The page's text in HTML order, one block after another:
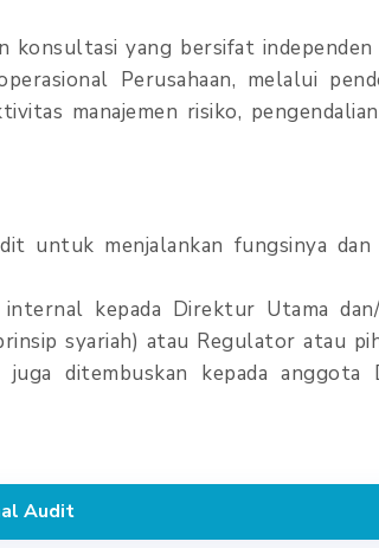
konsultasi yang bersifat
Perusahaan, melalui
manajemen risiko,
untuk menjalankan fungsinya dan
kepada Direktur Utama
syariah) atau Regulator atau
ditembuskan kepada anggota
Audit